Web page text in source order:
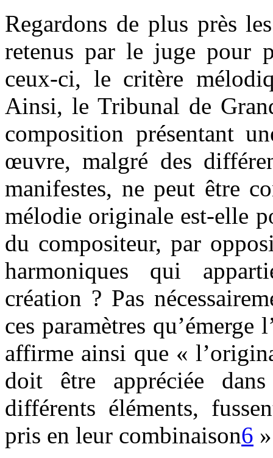
Regardons de plus près
retenus par le juge pour
ceux-ci, le critère
Ainsi, le Tribunal de
composition présentant
œuvre, malgré des
manifestes, ne peut être
mélodie originale est-elle
du compositeur, par
harmoniques qui
création ? Pas
ces paramètres
affirme ainsi que «
doit être appréciée
différents éléments,
pris en leur combinaison6